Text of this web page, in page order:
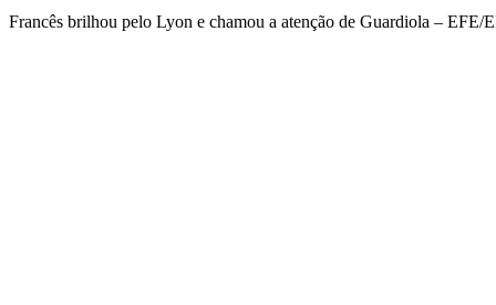
Francês brilhou pelo Lyon e chamou a atenção de Guardiola –